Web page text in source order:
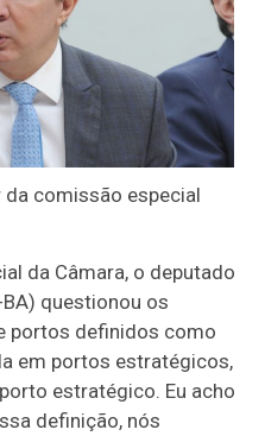
da comissão especial
da Câmara, o deputado
questionou os
portos definidos como
em portos estratégicos,
estratégico. Eu acho
definição, nós